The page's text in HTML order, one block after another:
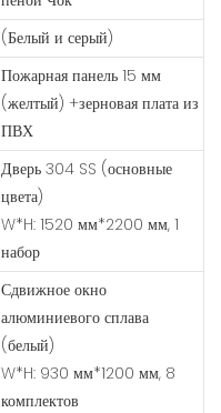
(Белый и серый)
Пожарная панель 15 мм
(желтый) +зерновая плата из
ПВХ
Дверь 304 SS (основные
цвета)
W*H: 1520 мм*2200 мм, 1
набор
Сдвижное окно
алюминиевого сплава
(белый)
W*H: 930 мм*1200 мм, 8
комплектов